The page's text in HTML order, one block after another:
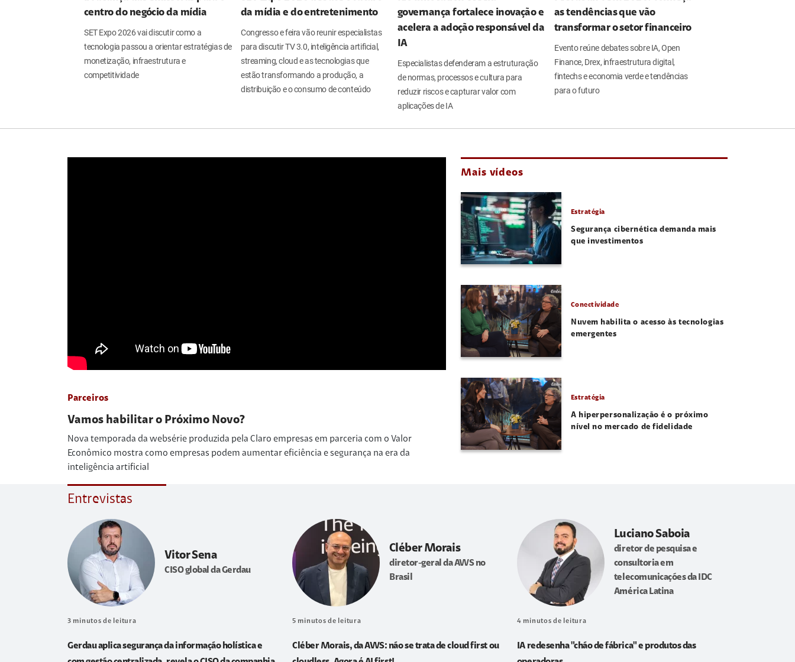
centro do negócio da mídia
SET Expo 2026 vai discutir como a
tecnologia passou a orientar estratégias de
monetização, infraestrutura e
competitividade
da mídia e do entretenimento
Congresso e feira vão reunir especialistas
para discutir TV 3.0, inteligência artificial,
streaming, cloud e as tecnologias que
estão transformando a produção, a
distribuição e o consumo de conteúdo
governança fortalece inovação e
acelera a adoção responsável da
IA
Especialistas defenderam a estruturação
de normas, processos e cultura para
reduzir riscos e capturar valor com
aplicações de IA
as tendências que vão
transformar o setor financeiro
Evento reúne debates sobre IA, Open
Finance, Drex, infraestrutura digital,
fintechs e economia verde e tendências
para o futuro
Parceiros
Vamos habilitar o Próximo Novo?
Nova temporada da websérie produzida pela Claro empresas em parceria com o Valor
Econômico mostra como empresas podem aumentar eficiência e segurança na era da
inteligência artificial
Mais vídeos
Estratégia
Segurança cibernética demanda mais
que investimentos
Conectividade
Nuvem habilita o acesso às tecnologias
emergentes
Estratégia
A hiperpersonalização é o próximo
nível no mercado de fidelidade
Entrevistas
Vitor Sena
CISO global da Gerdau
3 minutos de leitura
Gerdau aplica segurança da informação holística e
Cléber Morais
diretor-geral da AWS no
Brasil
5 minutos de leitura
Cléber Morais, da AWS: não se trata de cloud first ou
Luciano Saboia
diretor de pesquisa e
consultoria em
telecomunicações da IDC
América Latina
4 minutos de leitura
IA redesenha "chão de fábrica" e produtos das